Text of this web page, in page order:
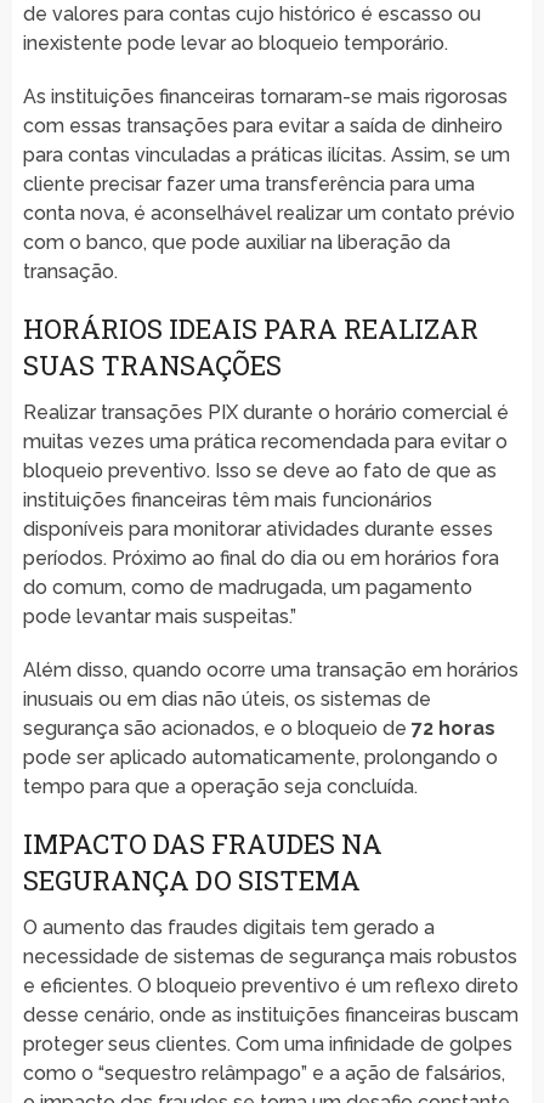
de valores para contas cujo histórico é escasso ou
inexistente pode levar ao bloqueio temporário.
As instituições financeiras tornaram-se mais rigorosas
com essas transações para evitar a saída de dinheiro
para contas vinculadas a práticas ilícitas. Assim, se um
cliente precisar fazer uma transferência para uma
conta nova, é aconselhável realizar um contato prévio
com o banco, que pode auxiliar na liberação da
transação.
HORÁRIOS IDEAIS PARA REALIZAR
SUAS TRANSAÇÕES
Realizar transações PIX durante o horário comercial é
muitas vezes uma prática recomendada para evitar o
bloqueio preventivo. Isso se deve ao fato de que as
instituições financeiras têm mais funcionários
disponíveis para monitorar atividades durante esses
períodos. Próximo ao final do dia ou em horários fora
do comum, como de madrugada, um pagamento
pode levantar mais suspeitas.”
Além disso, quando ocorre uma transação em horários
inusuais ou em dias não úteis, os sistemas de
segurança são acionados, e o bloqueio de 72 horas
pode ser aplicado automaticamente, prolongando o
tempo para que a operação seja concluída.
IMPACTO DAS FRAUDES NA
SEGURANÇA DO SISTEMA
O aumento das fraudes digitais tem gerado a
necessidade de sistemas de segurança mais robustos
e eficientes. O bloqueio preventivo é um reflexo direto
desse cenário, onde as instituições financeiras buscam
proteger seus clientes. Com uma infinidade de golpes
como o “sequestro relâmpago” e a ação de falsários,